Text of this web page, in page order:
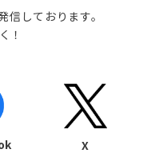
しております。
！
X